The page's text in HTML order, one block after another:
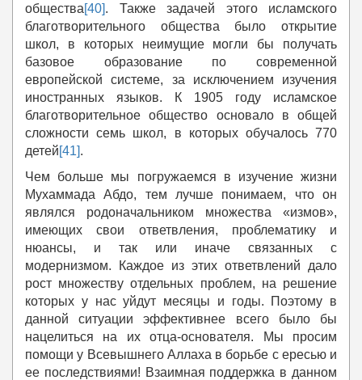
общества[40]. Также задачей этого исламского
благотворительного общества было открытие
школ, в которых неимущие могли бы получать
базовое образование по современной
европейской системе, за исключением изучения
иностранных языков. К 1905 году исламское
благотворительное общество основало в общей
сложности семь школ, в которых обучалось 770
детей[41].
Чем больше мы погружаемся в изучение жизни
Мухаммада Абдо, тем лучше понимаем, что он
являлся родоначальником множества «измов»,
имеющих свои ответвления, проблематику и
нюансы, и так или иначе связанных с
модернизмом. Каждое из этих ответвлений дало
рост множеству отдельных проблем, на решение
которых у нас уйдут месяцы и годы. Поэтому в
данной ситуации эффективнее всего было бы
нацелиться на их отца-основателя. Мы просим
помощи у Всевышнего Аллаха в борьбе с ересью и
ее последствиями! Взаимная поддержка в данном